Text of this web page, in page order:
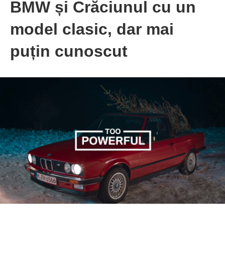
BMW și Crăciunul cu un
model clasic, dar mai
puțin cunoscut